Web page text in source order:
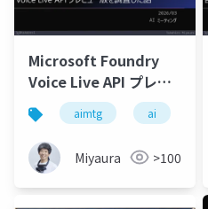
Microsoft Foundry
Voice Live API プレビ
ュー版を調査した話
aimtg ai
Miyaura >100